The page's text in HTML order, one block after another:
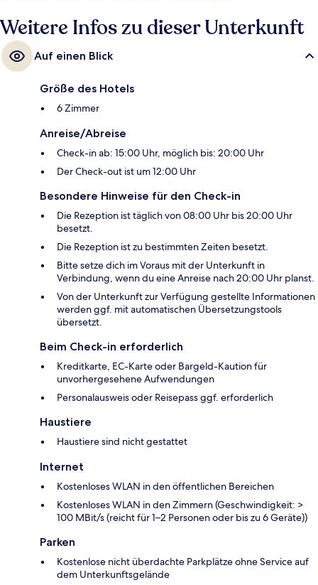
Weitere Infos zu dieser Unterkunft
Auf einen Blick
Größe des Hotels
6 Zimmer
Anreise/Abreise
Check-in ab: 15:00 Uhr, möglich bis: 20:00 Uhr
Der Check-out ist um 12:00 Uhr
Besondere Hinweise für den Check-in
Die Rezeption ist täglich von 08:00 Uhr bis 20:00 Uhr
besetzt.
Die Rezeption ist zu bestimmten Zeiten besetzt.
Bitte setze dich im Voraus mit der Unterkunft in
Verbindung, wenn du eine Anreise nach 20:00 Uhr planst.
Von der Unterkunft zur Verfügung gestellte Informationen
werden ggf. mit automatischen Übersetzungstools
übersetzt.
Beim Check-in erforderlich
Kreditkarte, EC-Karte oder Bargeld-Kaution für
unvorhergesehene Aufwendungen
Personalausweis oder Reisepass ggf. erforderlich
Haustiere
Haustiere sind nicht gestattet
Internet
Kostenloses WLAN in den öffentlichen Bereichen
Kostenloses WLAN in den Zimmern (Geschwindigkeit: >
100 MBit/s (reicht für 1–2 Personen oder bis zu 6 Geräte))
Parken
Kostenlose nicht überdachte Parkplätze ohne Service auf
dem Unterkunftsgelände